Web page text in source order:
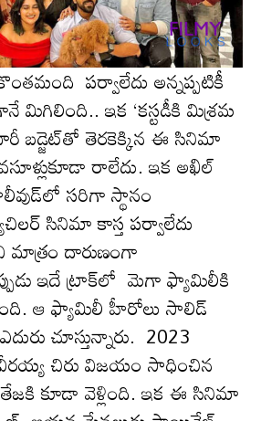
పర్వాలేదు అన్నప్ప‌టికీ
మిగిలింది.. ఇక ‘కస్టడీకి మిశ్రమ
బడ్జెట్‌తో తెరకెక్కిన ఈ సినిమా
రాలేదు. ఇక అఖిల్
సరిగా స్థానం
సినిమా కాస్త పర్వాలేదు
దారుణంగా
ఇదే ట్రాక్‌లో మెగా ఫ్యామిలీకి
ఆ ఫ్యామిలీ హీరోలు సాలిడ్
చూస్తున్నారు. 2023
వీర‌య్య చిరు విజ‌యం సాధించిన
కూడా వెళ్లింది. ఇక ఈ సినిమా